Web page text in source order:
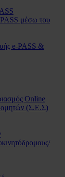
μέσω του
e-PASS &
Online
(Σ.Ε.Σ)